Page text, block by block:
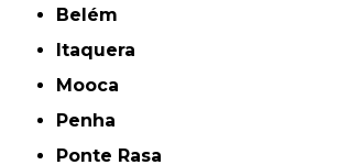
Belém
Itaquera
Mooca
Penha
Ponte Rasa